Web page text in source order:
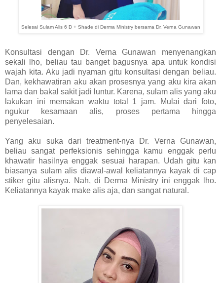
Selesai Sulam Alis 6 D + Shade di Derma Ministry bersama Dr. Verna Gunawan
Konsultasi dengan Dr. Verna Gunawan menyenangkan
sekali lho, beliau tau banget bagusnya apa untuk kondisi
wajah kita. Aku jadi nyaman gitu konsultasi dengan beliau.
Dan, kekhawatiran aku akan prosesnya yang aku kira akan
lama dan bakal sakit jadi luntur. Karena, sulam alis yang aku
lakukan ini memakan waktu total 1 jam. Mulai dari foto,
ngukur kesamaan alis, proses pertama hingga
penyelesaian.
Yang aku suka dari treatment-nya Dr. Verna Gunawan,
beliau sangat perfeksionis sehingga kamu enggak perlu
khawatir hasilnya enggak sesuai harapan. Udah gitu kan
biasanya sulam alis diawal-awal keliatannya kayak di cap
stiker gitu alisnya. Nah, di Derma Ministry ini enggak lho.
Keliatannya kayak make alis aja, dan sangat natural.